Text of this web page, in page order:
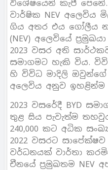
විශේෂයෙන් කැපී පෙනේ.
වාර්ෂික NEV අලෙවිය
ගිය අතර එය ගෝලීය
(NEV) අලෙවියේ
2023 වසර අති
සමාගමට හැකි විය.
හි විවිධ මාදිලි
අලෙවිය අනුව ඉහළින්ම
2023 වසරේදී BYD
තුළ සිය පැවැත්ම
240,000 කට අධික
2022 වසරට
වර්ධනයක් වාර්තා
චීනයේ ප‍්‍රමුඛතම NEV